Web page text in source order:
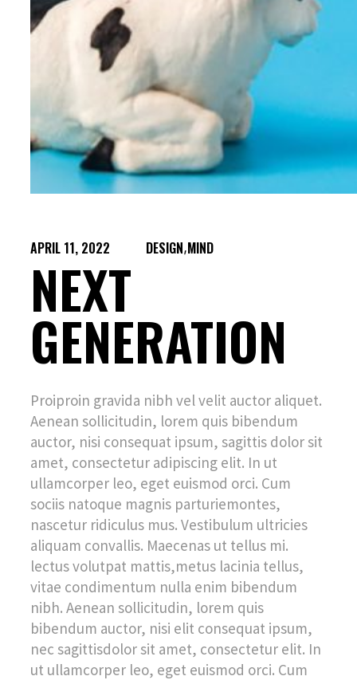
APRIL 11, 2022 DESIGN,MIND
NEXT
GENERATION
Proiproin gravida nibh vel velit auctor aliquet.
Aenean sollicitudin, lorem quis bibendum
auctor, nisi consequat ipsum, sagittis dolor sit
amet, consectetur adipiscing elit. In ut
ullamcorper leo, eget euismod orci. Cum
sociis natoque magnis parturiemontes,
nascetur ridiculus mus. Vestibulum ultricies
aliquam convallis. Maecenas ut tellus mi.
lectus volutpat mattis,metus lacinia tellus,
vitae condimentum nulla enim bibendum
nibh. Aenean sollicitudin, lorem quis
bibendum auctor, nisi elit consequat ipsum,
nec sagittisdolor sit amet, consectetur elit. In
ut ullamcorper leo, eget euismod orci. Cum